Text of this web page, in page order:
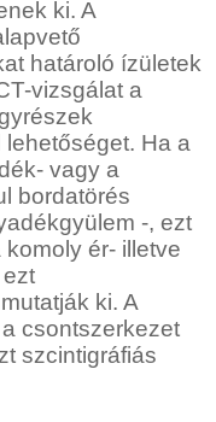
ki. A
határoló ízületek
vizsgálat a
Ha a
vagy a
bordatörés
-, ezt
ér- illetve
ki. A
csontszerkezet
szcintigráfiás